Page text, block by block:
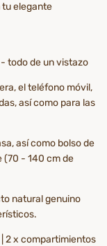
tu elegante
todo de un vistazo
el teléfono móvil,
así como para las
así como bolso de
(70 - 140 cm de
natural genuino
2 x compartimientos